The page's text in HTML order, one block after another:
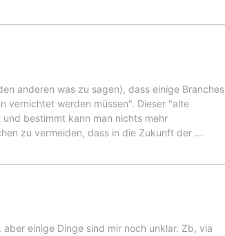
anderen was zu sagen), dass einige Branches
vernichtet werden müssen". Dieser "alte
bestimmt kann man nichts mehr
zu vermeiden, dass in die Zukunft der …
einige Dinge sind mir noch unklar. Zb, via